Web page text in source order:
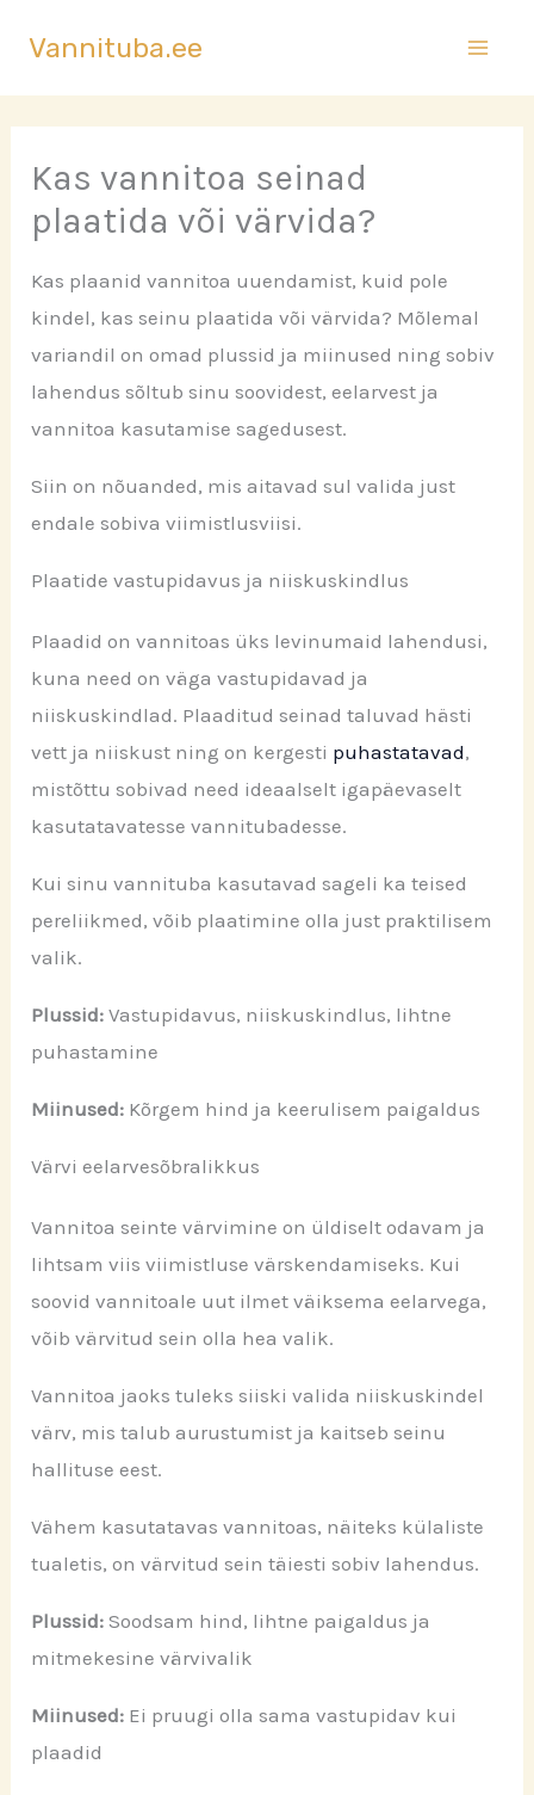
content
Vannituba.ee
Kas vannitoa seinad
plaatida või värvida?
Kas plaanid vannitoa uuendamist, kuid pole
kindel, kas seinu plaatida või värvida? Mõlemal
variandil on omad plussid ja miinused ning sobiv
lahendus sõltub sinu soovidest, eelarvest ja
vannitoa kasutamise sagedusest.
Siin on nõuanded, mis aitavad sul valida just
endale sobiva viimistlusviisi.
Plaatide vastupidavus ja niiskuskindlus
Plaadid on vannitoas üks levinumaid lahendusi,
kuna need on väga vastupidavad ja
niiskuskindlad. Plaaditud seinad taluvad hästi
vett ja niiskust ning on kergesti puhastatavad,
mistõttu sobivad need ideaalselt igapäevaselt
kasutatavatesse vannitubadesse.
Kui sinu vannituba kasutavad sageli ka teised
pereliikmed, võib plaatimine olla just praktilisem
valik.
Plussid: Vastupidavus, niiskuskindlus, lihtne
puhastamine
Miinused: Kõrgem hind ja keerulisem paigaldus
Värvi eelarvesõbralikkus
Vannitoa seinte värvimine on üldiselt odavam ja
lihtsam viis viimistluse värskendamiseks. Kui
soovid vannitoale uut ilmet väiksema eelarvega,
võib värvitud sein olla hea valik.
Vannitoa jaoks tuleks siiski valida niiskuskindel
värv, mis talub aurustumist ja kaitseb seinu
hallituse eest.
Vähem kasutatavas vannitoas, näiteks külaliste
tualetis, on värvitud sein täiesti sobiv lahendus.
Plussid: Soodsam hind, lihtne paigaldus ja
mitmekesine värvivalik
Miinused: Ei pruugi olla sama vastupidav kui
plaadid